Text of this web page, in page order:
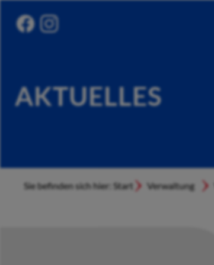
AKTUELLES
Sie befinden sich hier: Start Verwaltung